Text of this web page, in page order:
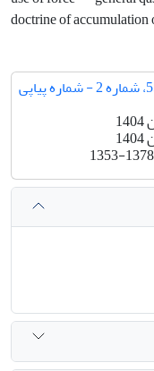
doctrine of accumulation
دوره 55، شماره 2 - شماره پیاپی
1353-1378